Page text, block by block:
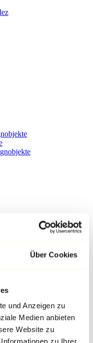
Über Cookies
und Anzeigen zu
Medien anbieten
Website zu
zu Ihrer